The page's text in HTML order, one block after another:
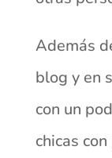
Además
blog y en
con un
chicas